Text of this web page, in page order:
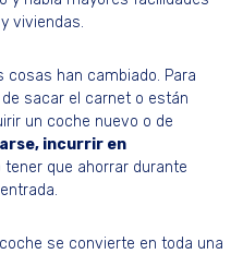
viviendas.
cosas han cambiado. Para
sacar el carnet o están
un coche nuevo o de
incurrir en
tener que ahorrar durante
se convierte en toda una